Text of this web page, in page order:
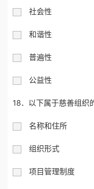
社会性
和谐性
普遍性
公益性
18．以下属于慈善组织
名称和住所
组织形式
项目管理制度